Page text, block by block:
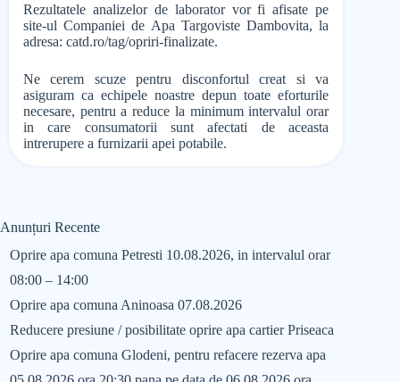
Rezultatele analizelor de laborator vor fi afisate pe
site-ul Companiei de Apa Targoviste Dambovita, la
adresa: catd.ro/tag/opriri-finalizate.
Ne cerem scuze pentru disconfortul creat si va
asiguram ca echipele noastre depun toate eforturile
necesare, pentru a reduce la minimum intervalul orar
in care consumatorii sunt afectati de aceasta
intrerupere a furnizarii apei potabile.
Anunțuri Recente
Oprire apa comuna Petresti 10.08.2026, in intervalul orar
08:00 – 14:00
Oprire apa comuna Aninoasa 07.08.2026
Reducere presiune / posibilitate oprire apa cartier Priseaca
Oprire apa comuna Glodeni, pentru refacere rezerva apa